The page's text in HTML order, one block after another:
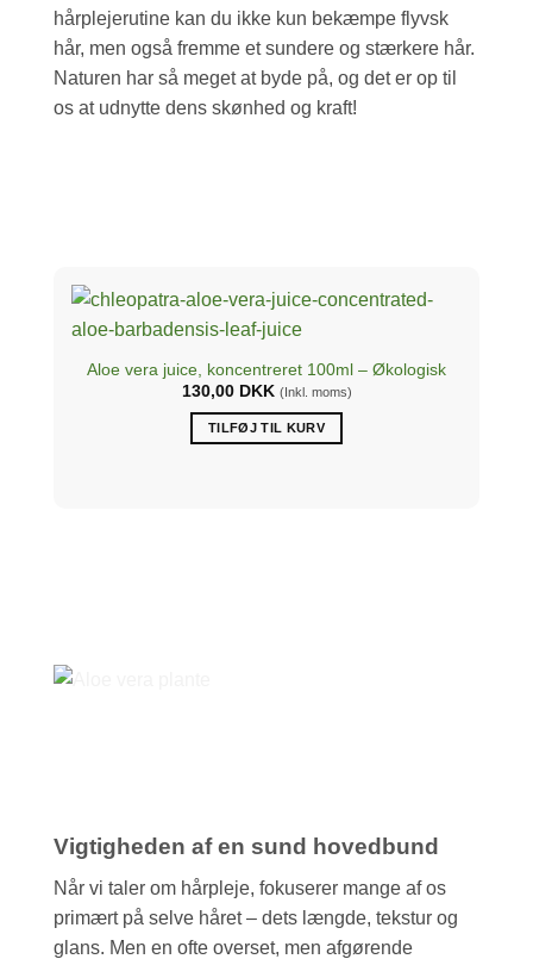
hårplejerutine kan du ikke kun bekæmpe flyvsk
hår, men også fremme et sundere og stærkere hår.
Naturen har så meget at byde på, og det er op til
os at udnytte dens skønhed og kraft!
Aloe vera juice, koncentreret 100ml – Økologisk
130,00 DKK (Inkl. moms)
TILFØJ TIL KURV
Vigtigheden af en sund hovedbund
Når vi taler om hårpleje, fokuserer mange af os
primært på selve håret – dets længde, tekstur og
glans. Men en ofte overset, men afgørende